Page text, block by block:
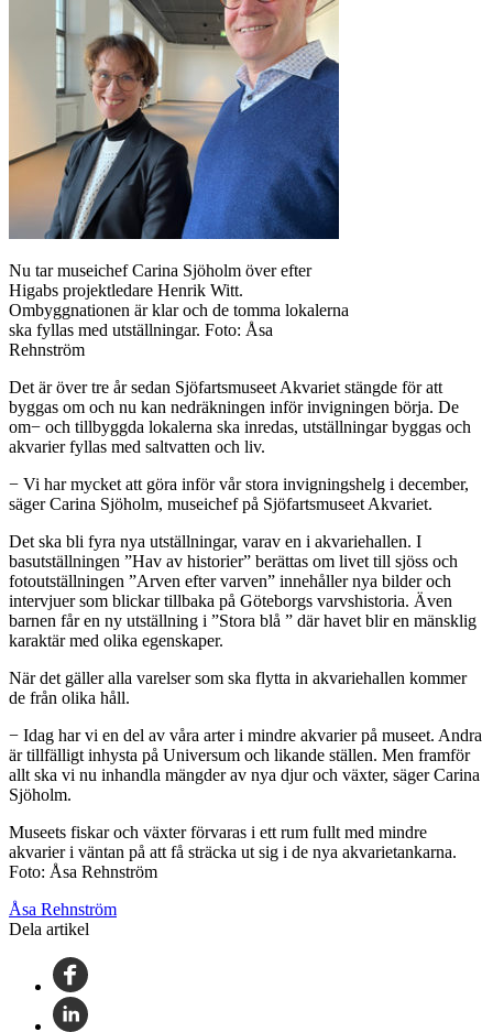
Nu tar museichef Carina Sjöholm över efter
Higabs projektledare Henrik Witt.
Ombyggnationen är klar och de tomma lokalerna
ska fyllas med utställningar. Foto: Åsa
Rehnström
Det är över tre år sedan Sjöfartsmuseet Akvariet stängde för att
byggas om och nu kan nedräkningen inför invigningen börja. De
om− och tillbyggda lokalerna ska inredas, utställningar byggas och
akvarier fyllas med saltvatten och liv.
− Vi har mycket att göra inför vår stora invigningshelg i december,
säger Carina Sjöholm, museichef på Sjöfartsmuseet Akvariet.
Det ska bli fyra nya utställningar, varav en i akvariehallen. I
basutställningen ”Hav av historier” berättas om livet till sjöss och
fotoutställningen ”Arven efter varven” innehåller nya bilder och
intervjuer som blickar tillbaka på Göteborgs varvshistoria. Även
barnen får en ny utställning i ”Stora blå ” där havet blir en mänsklig
karaktär med olika egenskaper.
När det gäller alla varelser som ska flytta in akvariehallen kommer
de från olika håll.
− Idag har vi en del av våra arter i mindre akvarier på museet. Andra
är tillfälligt inhysta på Universum och likande ställen. Men framför
allt ska vi nu inhandla mängder av nya djur och växter, säger Carina
Sjöholm.
Museets fiskar och växter förvaras i ett rum fullt med mindre
akvarier i väntan på att få sträcka ut sig i de nya akvarietankarna.
Foto: Åsa Rehnström
Åsa Rehnström
Dela artikel